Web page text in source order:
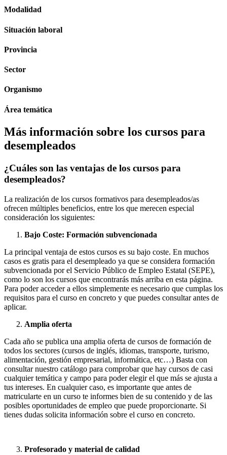
Modalidad
Situación laboral
Provincia
Sector
Organismo
Área temática
Más información sobre los cursos para
desempleados
¿Cuáles son las ventajas de los cursos para
desempleados?
La realización de los cursos formativos para desempleados/as
ofrecen múltiples beneficios, entre los que merecen especial
consideración los siguientes:
Bajo Coste: Formación subvencionada
La principal ventaja de estos cursos es su bajo coste. En muchos
casos es gratis para el desempleado ya que se considera formación
subvencionada por el Servicio Público de Empleo Estatal (SEPE),
como lo son los cursos que encontrarás más arriba en esta página.
Para poder acceder a ellos simplemente es necesario que cumplas los
requisitos para el curso en concreto y que puedes consultar antes de
aplicar.
Amplia oferta
Cada año se publica una amplia oferta de cursos de formación de
todos los sectores (cursos de inglés, idiomas, transporte, turismo,
alimentación, gestión empresarial, informática, etc…) Basta con
consultar nuestro catálogo para comprobar que hay cursos de casi
cualquier temática y campo para poder elegir el que más se ajusta a
tus intereses. En cualquier caso, es importante que antes de
matricularte en un curso te informes bien de su contenido y de las
posibles oportunidades de empleo que puede proporcionarte. Si
tienes dudas solicita información sobre el curso en concreto.
Profesorado y material de calidad